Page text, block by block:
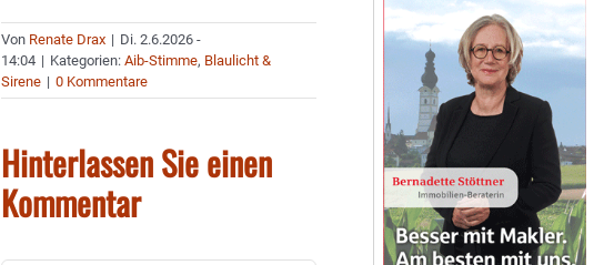
Von Renate Drax | Di. 2.6.2026 -
14:04 | Kategorien:Aib-Stimme, Blaulicht &
Sirene | 0 Kommentare
Hinterlassen Sie einen
Kommentar